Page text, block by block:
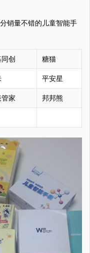
销量不错的儿童智能手
创 糖猫
平安星
家 邦邦熊